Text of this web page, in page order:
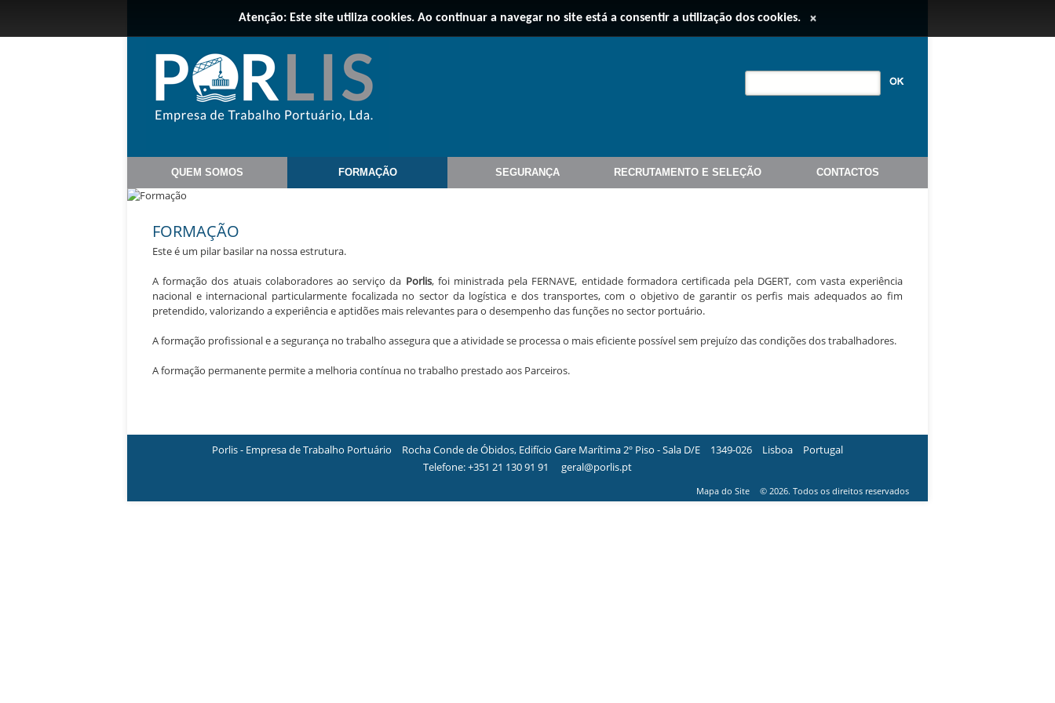
QUEM SOMOS FORMAÇÃO SEGURANÇA RECRUTAMENTO E SELEÇÃO CONTACTOS
FORMAÇÃO
Este é um pilar basilar na nossa estrutura.
A formação dos atuais colaboradores ao serviço da Porlis, foi ministrada pela FERNAVE, entidade formadora certificada pela DGERT, com vasta experiência
nacional e internacional particularmente focalizada no sector da logística e dos transportes, com o objetivo de garantir os perfis mais adequados ao fim
pretendido, valorizando a experiência e aptidões mais relevantes para o desempenho das funções no sector portuário.
A formação profissional e a segurança no trabalho assegura que a atividade se processa o mais eficiente possível sem prejuízo das condições dos trabalhadores.
A formação permanente permite a melhoria contínua no trabalho prestado aos Parceiros.
Porlis - Empresa de Trabalho Portuário Rocha Conde de Óbidos, Edifício Gare Marítima 2º Piso - Sala D/E 1349-026 Lisboa
Portugal
Telefone:+351 21 130 91 91 geral@porlis.pt
Mapa do Site © 2026. Todos os direitos reservados
Atenção: Este site utiliza cookies. Ao continuar a navegar no site está a consentir a utilização dos cookies. ×